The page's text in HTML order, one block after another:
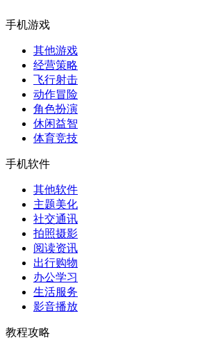
手机游戏
其他游戏
经营策略
飞行射击
动作冒险
角色扮演
休闲益智
体育竞技
手机软件
其他软件
主题美化
社交通讯
拍照摄影
阅读资讯
出行购物
办公学习
生活服务
影音播放
教程攻略